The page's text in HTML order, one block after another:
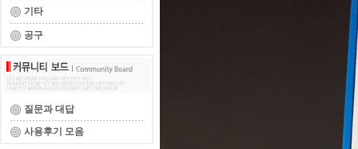
기타
공구
질문과 대답
사용후기 모음